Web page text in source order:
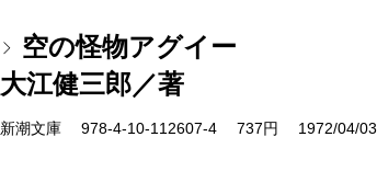
空の怪物アグイー
大江健三郎／著
新潮文庫 978-4-10-112607-4 737円 1972/04/03